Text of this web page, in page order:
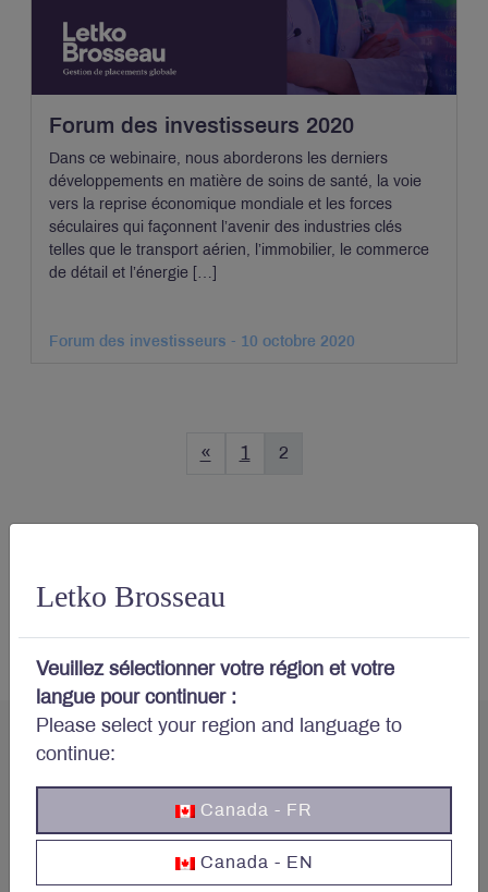
Letko Brosseau
Veuillez sélectionner votre région et votre
langue pour continuer :
Please select your region and language to
continue:
Canada - FR
Canada - EN
Plus d'articles
Forum des investisseurs 2020
Dans ce webinaire, nous aborderons les derniers
développements en matière de soins de santé, la voie
vers la reprise économique mondiale et les forces
séculaires qui façonnent l’avenir des industries clés
telles que le transport aérien, l’immobilier, le commerce
de détail et l’énergie […]
Forum des investisseurs - 10 octobre 2020
« 1 2
Votre portefeuille vous
préoccupe?